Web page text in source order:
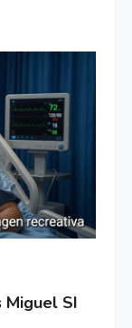
Miguel SI